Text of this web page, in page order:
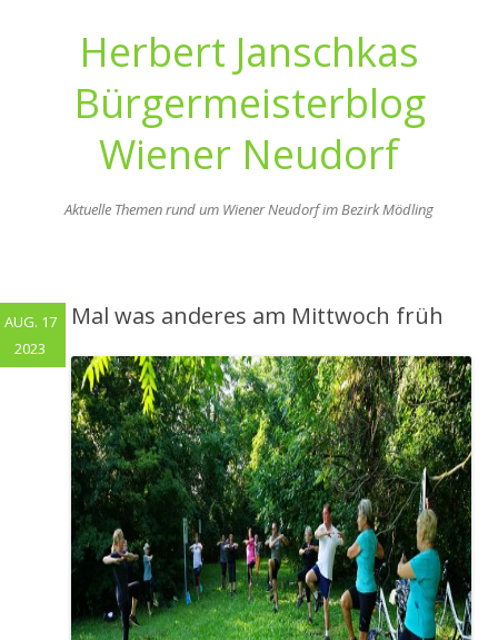
Herbert Janschkas
Bürgermeisterblog
Wiener Neudorf
Aktuelle Themen rund um Wiener Neudorf im Bezirk Mödling
Mal was anderes am Mittwoch früh
AUG. 17
2023